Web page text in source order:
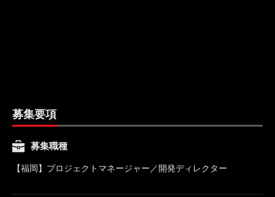
募集要項
募集職種
【福岡】プロジェクトマネージャー／開発ディレクター